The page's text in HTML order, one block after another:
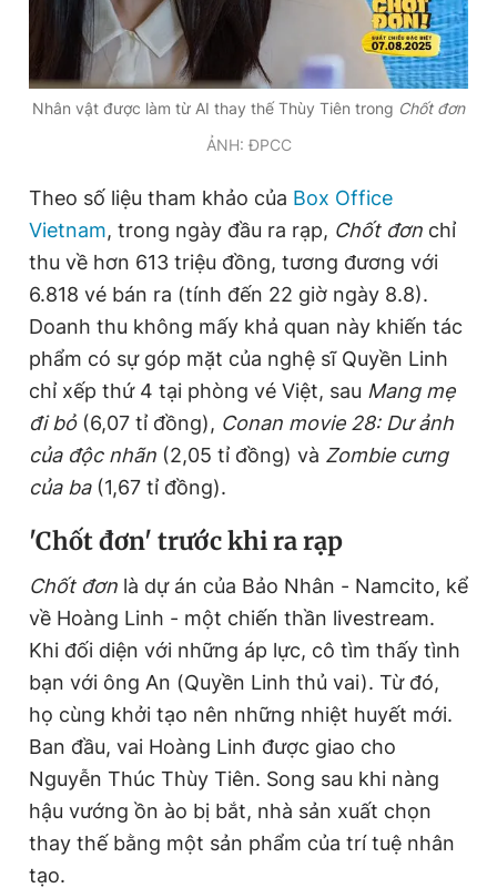
Tổng biên tập: Nguyễn Ngọc Toàn
Phó tổng biên tập thường trực: Hải Thành
Phó tổng biên tập: Lâm Hiếu Dũng
Phó tổng biên tập: Trần Việt Hưng
Tổng thư ký tòa soạn: Đức Trung
© 2003-2026 Bản quyền thuộc về Báo Thanh Niên. Cấm sao
bản. Phát triển bởi ePi Technologies, JSC.
Nhân vật được làm từ AI thay thế Thùy Tiên trong Chốt đơn
ẢNH: ĐPCC
Theo số liệu tham khảo của Box Office
Vietnam, trong ngày đầu ra rạp, Chốt đơn chỉ
thu về hơn 613 triệu đồng, tương đương với
6.818 vé bán ra (tính đến 22 giờ ngày 8.8).
Doanh thu không mấy khả quan này khiến tác
phẩm có sự góp mặt của nghệ sĩ Quyền Linh
chỉ xếp thứ 4 tại phòng vé Việt, sau Mang mẹ
đi bỏ(6,07 tỉ đồng), Conan movie 28: Dư ảnh
của độc nhãn (2,05 tỉ đồng) và Zombie cưng
của ba(1,67 tỉ đồng).
'Chốt đơn' trước khi ra rạp
Chốt đơn là dự án của Bảo Nhân - Namcito, kể
về Hoàng Linh - một chiến thần livestream.
Khi đối diện với những áp lực, cô tìm thấy tình
bạn với ông An (Quyền Linh thủ vai). Từ đó,
họ cùng khởi tạo nên những nhiệt huyết mới.
Ban đầu, vai Hoàng Linh được giao cho
Nguyễn Thúc Thùy Tiên. Song sau khi nàng
hậu vướng ồn ào bị bắt, nhà sản xuất chọn
thay thế bằng một sản phẩm của trí tuệ nhân
tạo.